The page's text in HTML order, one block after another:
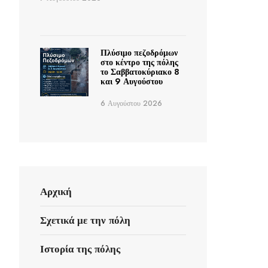
Πλύσιμο πεζοδρόμων
στο κέντρο της πόλης
το Σαββατοκύριακο 8
και 9 Αυγούστου
6 Αυγούστου 2026
Αρχική
Σχετικά με την πόλη
Ιστορία της πόλης